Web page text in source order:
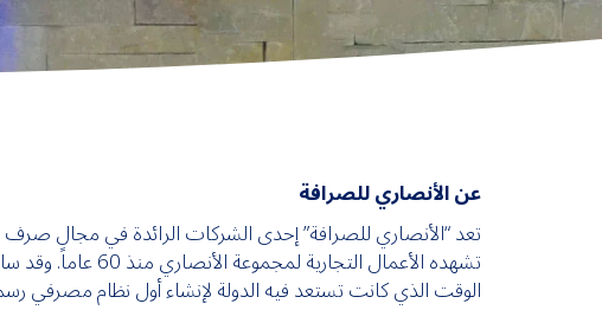
عن الأنصاري للصرافة
تعد “الأنصاري للصرافة” إحدى الشركات الرائدة في مجال صرف
تشهده الأعمال
الوقت الذي كانت تستعد فيه الدولة لإنشاء أول نظام مصرفي